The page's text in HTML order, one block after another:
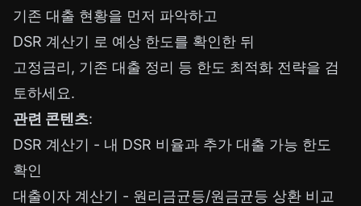
기존 대출 현황을 먼저 파악하고
DSR 계산기 로 예상 한도를 확인한 뒤
고정금리, 기존 대출 정리 등 한도 최적화 전략을 검
토하세요.
관련 콘텐츠:
DSR 계산기 - 내 DSR 비율과 추가 대출 가능 한도
확인
대출이자 계산기 - 원리금균등/원금균등 상환 비교